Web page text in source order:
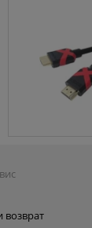
возврат